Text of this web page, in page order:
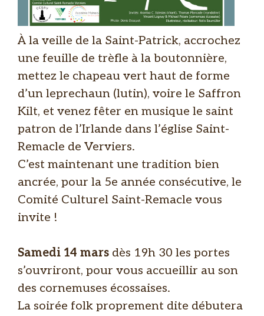
À la veille de la Saint-Patrick, accrochez
une feuille de trèfle à la boutonnière,
mettez le chapeau vert haut de forme
d’un leprechaun (lutin), voire le Saffron
Kilt, et venez fêter en musique le saint
patron de l’Irlande dans l’église Saint-
Remacle de Verviers.
C’est maintenant une tradition bien
ancrée, pour la 5e année consécutive, le
Comité Culturel Saint-Remacle vous
invite !
Samedi 14 mars dès 19h 30 les portes
s’ouvriront, pour vous accueillir au son
des cornemuses écossaises.
La soirée folk proprement dite débutera